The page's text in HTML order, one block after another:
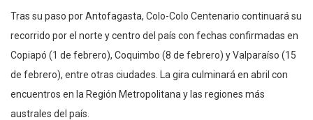
Tras su paso por Antofagasta, Colo-Colo Centenario continuará su
recorrido por el norte y centro del país con fechas confirmadas en
Copiapó (1 de febrero), Coquimbo (8 de febrero) y Valparaíso (15
de febrero), entre otras ciudades. La gira culminará en abril con
encuentros en la Región Metropolitana y las regiones más
australes del país.